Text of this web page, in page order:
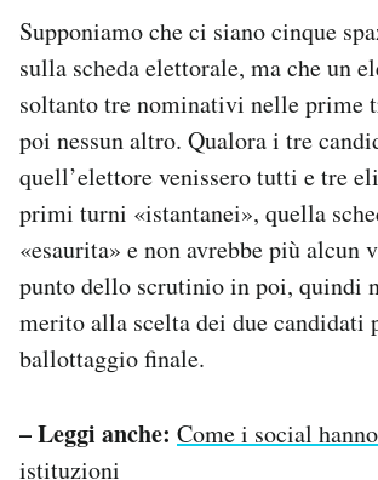
Supponiamo che ci siano cinque
sulla scheda elettorale, ma che un
soltanto tre nominativi nelle prime
poi nessun altro. Qualora i tre
quell’elettore venissero tutti e tre
primi turni «istantanei», quella
«esaurita» e non avrebbe più alcun
punto dello scrutinio in poi, quindi
merito alla scelta dei due candidati
ballottaggio finale.
– Leggi anche: Come i social
istituzioni